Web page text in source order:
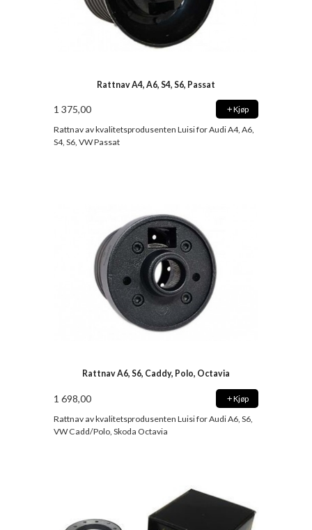
Rattnav A4, A6, S4, S6, Passat
1 375,00 Kjøp
Rattnav av kvalitetsprodusenten Luisi for Audi A4, A6,
S4, S6, VW Passat
Rattnav A6, S6, Caddy, Polo, Octavia
1 698,00 Kjøp
Rattnav av kvalitetsprodusenten Luisi for Audi A6, S6,
VW Cadd/Polo, Skoda Octavia